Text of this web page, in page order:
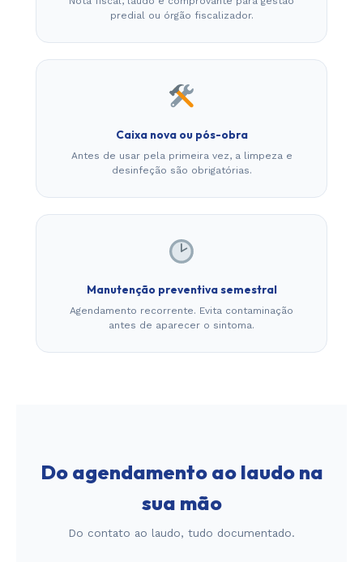
predial ou órgão fiscalizador.
Caixa nova ou pós-obra
Antes de usar pela primeira vez, a limpeza e
desinfeção são obrigatórias.
Manutenção preventiva semestral
Agendamento recorrente. Evita contaminação
antes de aparecer o sintoma.
Do agendamento ao laudo na
sua mão
Do contato ao laudo, tudo documentado.